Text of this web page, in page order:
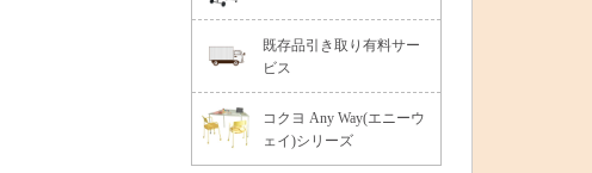
既存品引き取り有料サー
ビス
コクヨ Any Way(エニーウ
ェイ)シリーズ